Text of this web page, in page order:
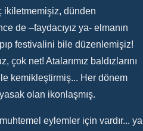
ikiletmemişiz, dünden
de –faydacıyız ya- elmanın
festivalini bile düzenlemişiz!
net! Atalarımız baldızlarını
kemikleştirmiş... Her dönem
olan ikonlaşmış.
eylemler için vardır...